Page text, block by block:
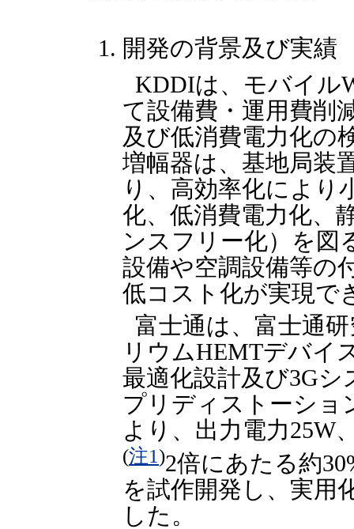
開発の背景及び実績
KDDIは、モバイル
て設備費・運用費削
及び低消費電力化の
増幅器は、基地局装
り、高効率化により
化、低消費電力化、
ンスフリー化）を図
設備や空調設備等の
低コスト化が実現で
富士通は、富士通
リウムHEMTデバイ
最適化設計及び3G
プリディストーショ
より、出力電力25W
(注1)2倍にあたる約
を試作開発し、実用
した。